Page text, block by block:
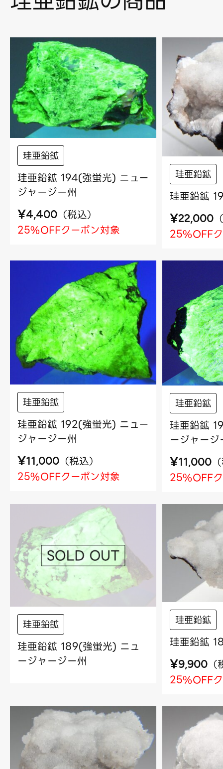
珪亜鉛鉱
珪亜鉛鉱 194(強蛍光) ニュー
ジャージー州
¥4,400 （税込）
25%OFFクーポン対象
珪亜鉛鉱
珪亜鉛鉱
¥22,000 （
25%OFF
珪亜鉛鉱
珪亜鉛鉱 192(強蛍光) ニュー
ジャージー州
¥11,000 （税込）
25%OFFクーポン対象
珪亜鉛鉱
珪亜鉛鉱
ージャージ
¥11,000 （
25%OFF
珪亜鉛鉱
珪亜鉛鉱 189(強蛍光) ニュ
ージャージー州
珪亜鉛鉱
珪亜鉛鉱
¥9,900 （
25%OFF